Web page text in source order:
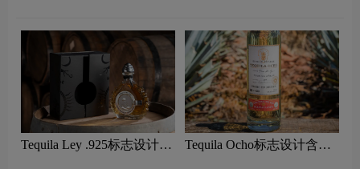
Tequila Ley .925标志设计含
Tequila Ocho标志设计含义